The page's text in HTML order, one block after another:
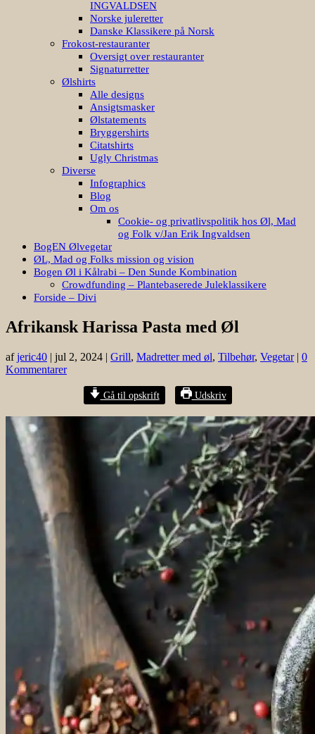
INGVALDSEN
Norske juleretter
Danske Klassikere på Norsk
Frokost-restauranter
Oversigt over restauranter
Signaturretter
Ølshirts
Alle designs
Ansigtsmasker
Ølstatements
Bryggershirts
Citatshirts
Ugly Christmas
Diverse
Infographics
Blog
Om os
Cookie- og privatlivspolitik hos Øl, Mad
og Folk v/Jan Erik Ingvaldsen
BogEN Ølvegetar
ØL, Mad og Folks mission og vision
Bogen Øl i Kålrabi – Den Sunde Kombination
Crowdfunding – Plantebaserede Juleklassikere
Forside – Divi
Afrikansk Harissa Pasta med Øl
afjeric40 | jul 2, 2024 | Grill, Madretter med øl, Tilbehør, Vegetar| 0
Kommentarer
Gå til opskrift Udskriv